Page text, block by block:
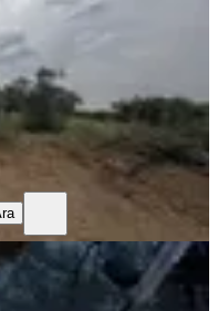
31.07.2026
Türkelli'de
Bahçe